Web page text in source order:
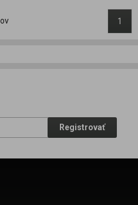
1
Registrovať